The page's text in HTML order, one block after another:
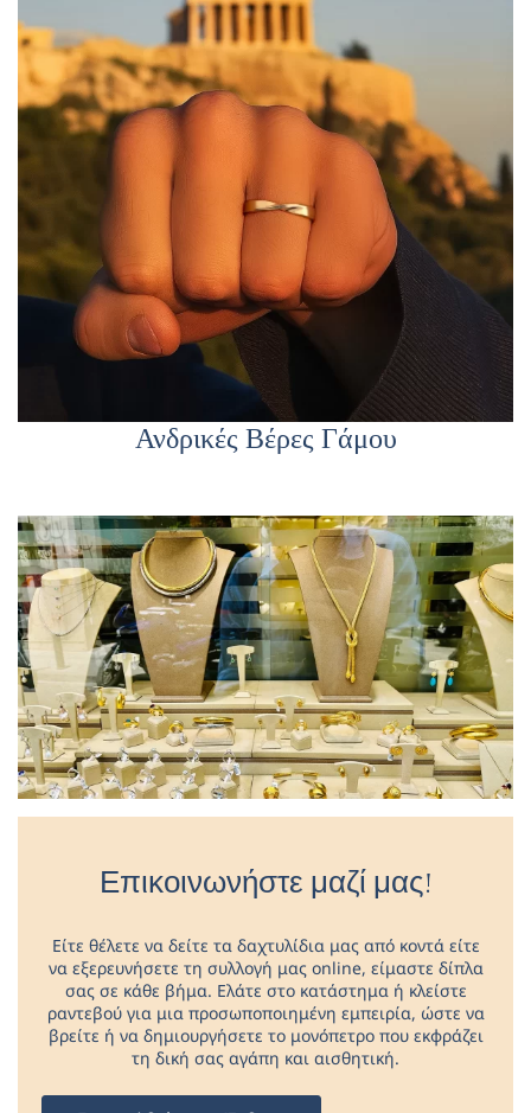
Ανδρικές Βέρες Γάμου
Επικοινωνήστε μαζί μας!
Είτε θέλετε να δείτε τα δαχτυλίδια μας από κοντά είτε
να εξερευνήσετε τη συλλογή μας online, είμαστε δίπλα
σας σε κάθε βήμα. Ελάτε στο κατάστημα ή κλείστε
ραντεβού για μια προσωποποιημένη εμπειρία, ώστε να
βρείτε ή να δημιουργήσετε το μονόπετρο που εκφράζει
τη δική σας αγάπη και αισθητική.